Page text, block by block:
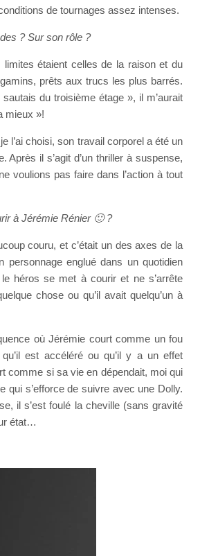
de tournages assez intenses.
? Sur son rôle ?
étaient celles de la raison et du
prêts aux trucs les plus barrés.
du troisième étage », il m’aurait
mieux »!
l’ai choisi, son travail corporel a été un
il s’agit d’un thriller à suspense,
voulions pas faire dans l’action à tout
à Jérémie Rénier 🙂 ?
couru, et c’était un des axes de la
englué dans un quotidien
héros se met à courir et ne s’arrête
chose ou qu’il avait quelqu’un à
où Jérémie court comme un fou
est accéléré ou qu’il y a un effet
comme si sa vie en dépendait, moi qui
qui s’efforce de suivre avec une Dolly.
il s’est foulé la cheville (sans gravité
état…